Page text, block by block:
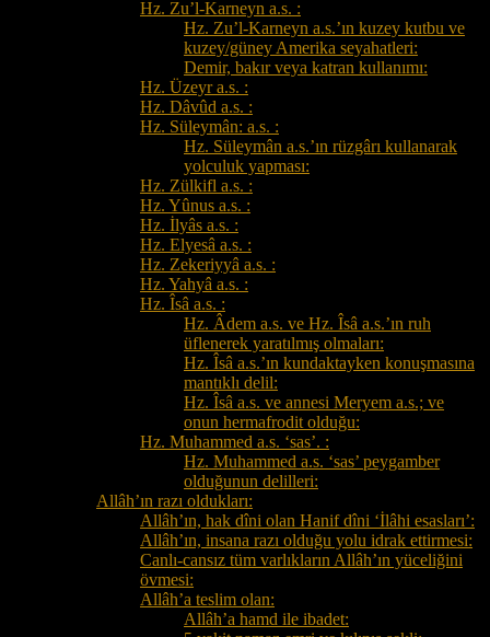
Hz. Zu’l-Karneyn a.s. :
Hz. Zu’l-Karneyn a.s.’ın kuzey kutbu ve
kuzey/güney Amerika seyahatleri:
Demir, bakır veya katran kullanımı:
Hz. Üzeyr a.s. :
Hz. Dâvûd a.s. :
Hz. Süleymân: a.s. :
Hz. Süleymân a.s.’ın rüzgârı kullanarak
yolculuk yapması:
Hz. Zülkifl a.s. :
Hz. Yûnus a.s. :
Hz. İlyâs a.s. :
Hz. Elyesâ a.s. :
Hz. Zekeriyyâ a.s. :
Hz. Yahyâ a.s. :
Hz. Îsâ a.s. :
Hz. Âdem a.s. ve Hz. Îsâ a.s.’ın ruh
üflenerek yaratılmış olmaları:
Hz. Îsâ a.s.’ın kundaktayken konuşmasına
mantıklı delil:
Hz. Îsâ a.s. ve annesi Meryem a.s.; ve
onun hermafrodit olduğu:
Hz. Muhammed a.s. ‘sas’. :
Hz. Muhammed a.s. ‘sas’ peygamber
olduğunun delilleri:
Allâh’ın razı oldukları:
Allâh’ın, hak dîni olan Hanif dîni ‘İlâhi esasları’:
Allâh’ın, insana razı olduğu yolu idrak ettirmesi:
Canlı-cansız tüm varlıkların Allâh’ın yüceliğini
övmesi:
Allâh’a teslim olan:
Allâh’a hamd ile ibadet: